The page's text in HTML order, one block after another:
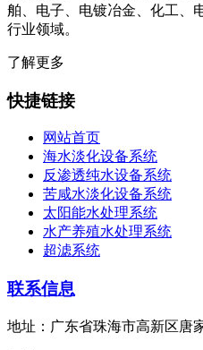
舶、电子、电镀冶金、化工、
行业领域。
了解更多
快捷链接
网站首页
海水淡化设备系统
反渗透纯水设备系统
苦咸水淡化设备系统
太阳能水处理系统
水产养殖水处理系统
超滤系统
联系信息
地址：广东省珠海市高新区唐